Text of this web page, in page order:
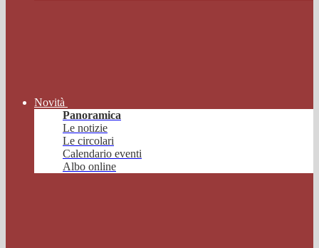
Novità
Panoramica
Le notizie
Le circolari
Calendario eventi
Albo online